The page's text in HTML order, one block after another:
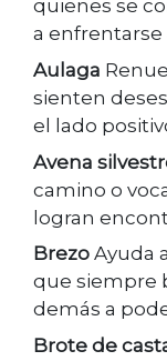
quienes se
a enfrentarse
Aulaga
sienten
el lado
Avena
camino o
logran
Brezo Ayuda
que siempre
demás a
Brote de